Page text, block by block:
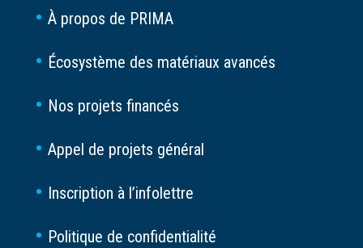
À propos de PRIMA
Écosystème des matériaux avancés
Nos projets financés
Appel de projets général
Inscription à l’infolettre
Politique de confidentialité